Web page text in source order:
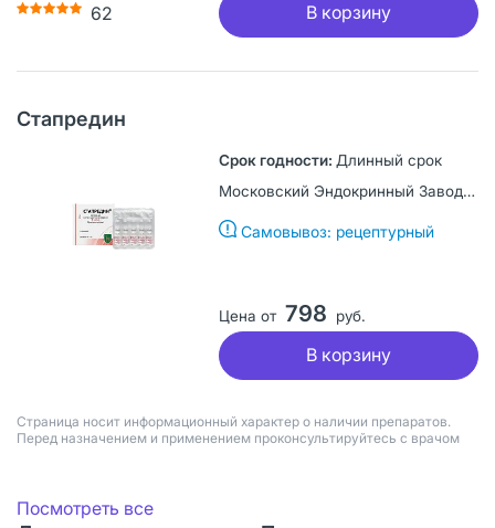
62 В корзину
Стапредин
Длинный срок
Московский Эндокринный Завод, Россия
Самовывоз: рецептурный
Цена от 798 руб.
В корзину
Страница носит информационный характер о наличии препаратов.
Перед назначением и применением проконсультируйтесь с врачом
Посмотреть все